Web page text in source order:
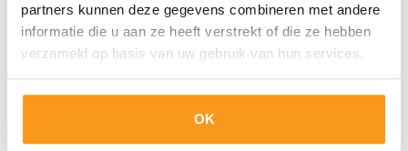
partners kunnen deze gegevens combineren met andere
informatie die u aan ze heeft verstrekt of die ze hebben
verzameld op basis van uw gebruik van hun services.
OK
Tussenvoegsel:
Achternaam: *
E-mail: *
Woonplaats: *